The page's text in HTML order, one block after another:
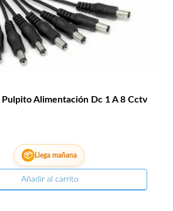
Alimentación Dc 1 A 8 Cctv
📦 Llega mañana
Añadir al carrito